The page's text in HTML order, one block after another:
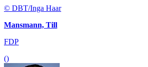
© DBT/Inga Haar
Mansmann, Till
FDP
()